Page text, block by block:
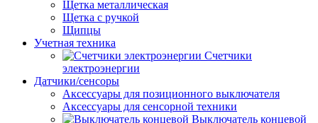
Щетка металлическая
Щетка с ручкой
Щипцы
Учетная техника
Счетчики
электроэнергии
Датчики/сенсоры
Аксессуары для позиционного выключателя
Аксессуары для сенсорной техники
Выключатель концевой